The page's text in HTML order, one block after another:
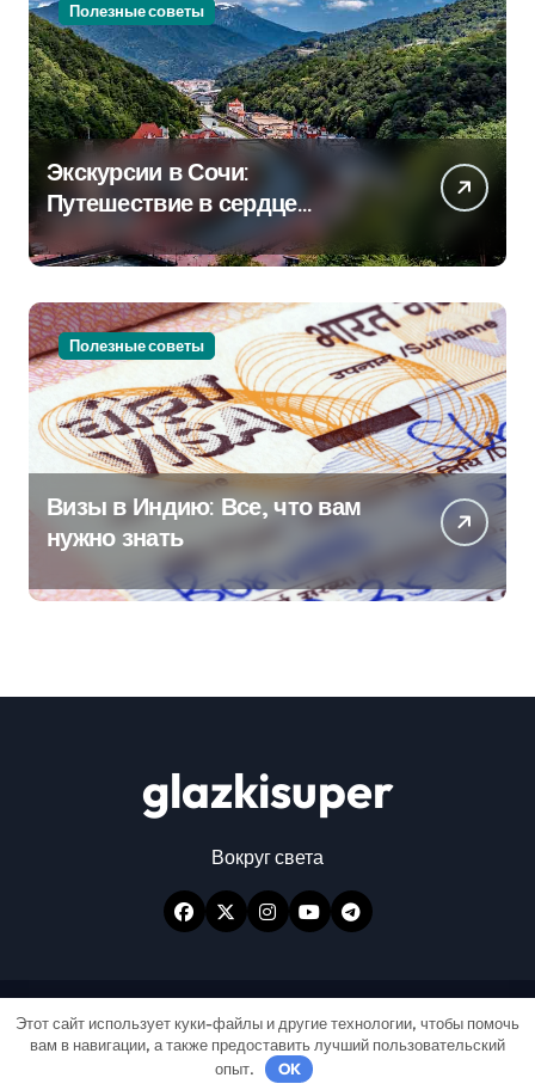
Полезные советы
Экскурсии в Сочи:
Путешествие в сердце
Черноморского курорта
Полезные советы
Визы в Индию: Все, что вам
нужно знать
glazkisuper
Вокруг света
Авторские права © Все права защищены|
NewspaperupотThemeansar.
Этот сайт использует куки-файлы и другие технологии, чтобы помочь
вам в навигации, а также предоставить лучший пользовательский
опыт.
OK